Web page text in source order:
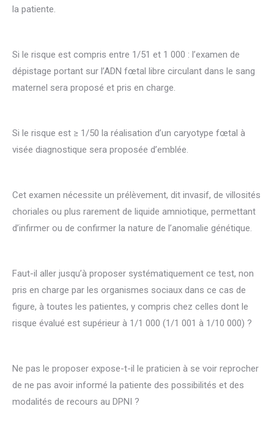
la patiente.
Si le risque est compris entre 1/51 et 1 000 : l’examen de
dépistage portant sur l’ADN fœtal libre circulant dans le sang
maternel sera proposé et pris en charge.
Si le risque est ≥ 1/50 la réalisation d’un caryotype fœtal à
visée diagnostique sera proposée d’emblée.
Cet examen nécessite un prélèvement, dit invasif, de villosités
choriales ou plus rarement de liquide amniotique, permettant
d’infirmer ou de confirmer la nature de l’anomalie génétique.
Faut-il aller jusqu’à proposer systématiquement ce test, non
pris en charge par les organismes sociaux dans ce cas de
figure, à toutes les patientes, y compris chez celles dont le
risque évalué est supérieur à 1/1 000 (1/1 001 à 1/10 000) ?
Ne pas le proposer expose-t-il le praticien à se voir reprocher
de ne pas avoir informé la patiente des possibilités et des
modalités de recours au DPNI ?